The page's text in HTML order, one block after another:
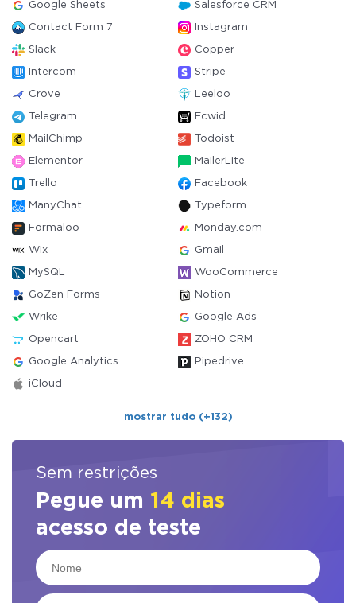
Google Sheets Salesforce CRM
Contact Form 7 Instagram
Slack Copper
Intercom Stripe
Crove Leeloo
Telegram Ecwid
MailChimp Todoist
Elementor MailerLite
Trello Facebook
ManyChat Typeform
Formaloo Monday.com
Wix Gmail
MySQL WooCommerce
GoZen Forms Notion
Wrike Google Ads
Opencart ZOHO CRM
Google Analytics Pipedrive
iCloud
mostrar tudo (+132)
Sem restrições
Pegue um 14 dias
acesso de teste